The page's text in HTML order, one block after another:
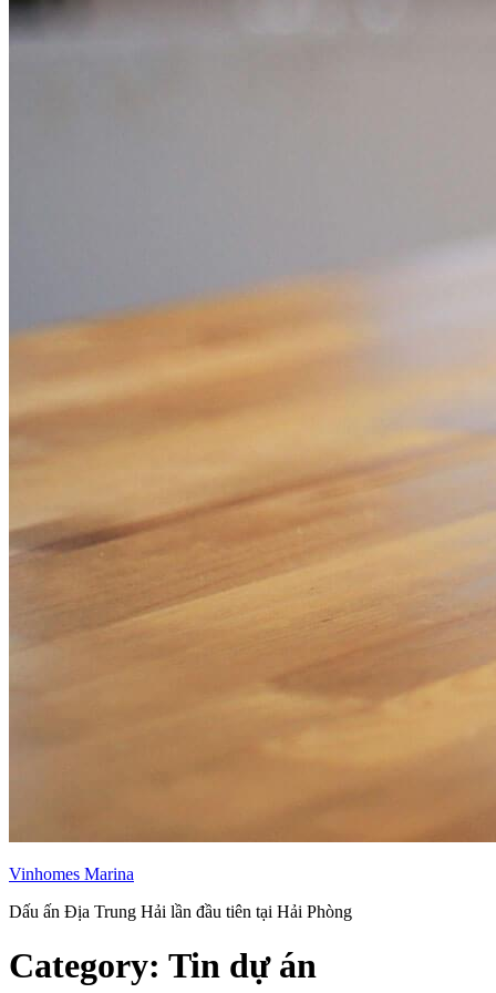
Vinhomes Marina
Dấu ấn Địa Trung Hải lần đầu tiên tại Hải Phòng
Category: Tin dự án